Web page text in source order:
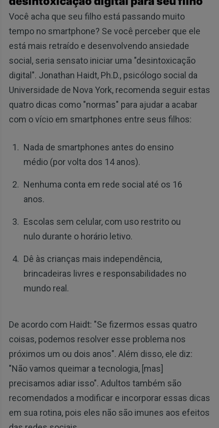
Você acha que seu filho está passando muito
tempo no smartphone? Se você perceber que ele
está mais retraído e desenvolvendo ansiedade
social, seria sensato iniciar uma "desintoxicação
digital". Jonathan Haidt, Ph.D., psicólogo social da
Universidade de Nova York, recomenda seguir estas
quatro dicas como "normas" para ajudar a acabar
com o vício em smartphones entre seus filhos:
Nada de smartphones antes do ensino
médio (por volta dos 14 anos).
Nenhuma conta em rede social até os 16
anos.
Escolas sem celular, com uso restrito ou
nulo durante o horário letivo.
Dê às crianças mais independência,
brincadeiras livres e responsabilidades no
mundo real.
De acordo com Haidt: "Se fizermos essas quatro
coisas, podemos resolver esse problema nos
próximos um ou dois anos". Além disso, ele diz:
"Não vamos queimar a tecnologia, [mas]
precisamos adiar isso". Adultos também são
recomendados a modificar e incorporar essas dicas
em sua rotina, pois eles não são imunes aos efeitos